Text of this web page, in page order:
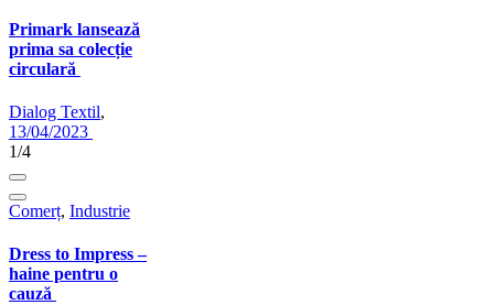
Primark lansează
prima sa colecție
circulară
Dialog Textil,
13/04/2023
1/4
Comerț, Industrie
Dress to Impress –
haine pentru o
cauză